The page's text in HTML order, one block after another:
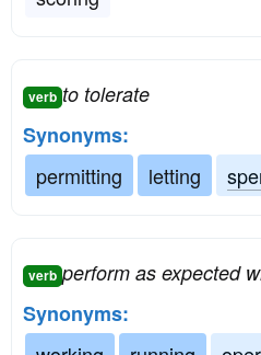
verb to tolerate
Synonyms:
permitting
letting
verb perform as expected
Synonyms: